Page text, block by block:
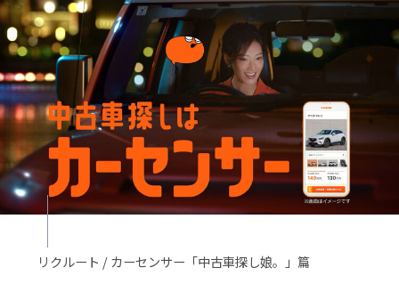
リクルート / カーセンサー「中古車探し娘。」篇